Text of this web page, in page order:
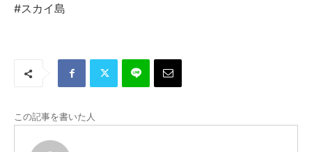
#スカイ島
この記事を書いた人